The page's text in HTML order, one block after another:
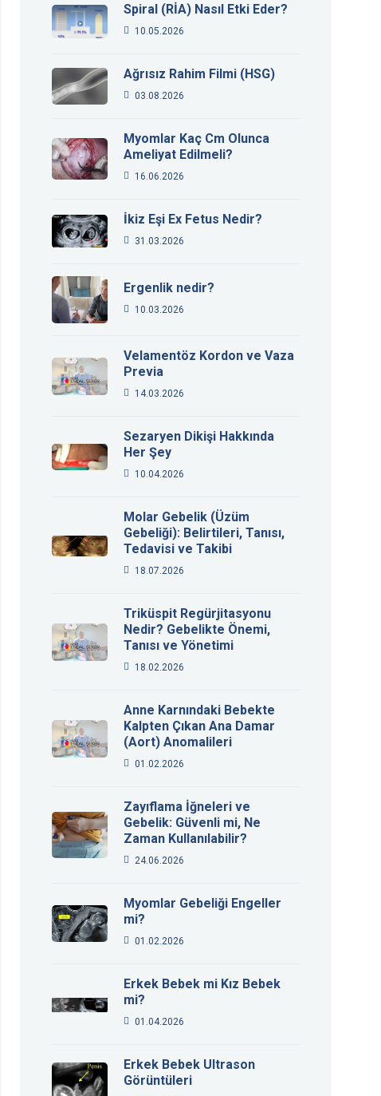
Spiral (RİA) Nasıl Etki Eder?
10.05.2026
Ağrısız Rahim Filmi (HSG)
03.08.2026
Myomlar Kaç Cm Olunca
Ameliyat Edilmeli?
16.06.2026
İkiz Eşi Ex Fetus Nedir?
31.03.2026
Ergenlik nedir?
10.03.2026
Velamentöz Kordon ve Vaza
Previa
14.03.2026
Sezaryen Dikişi Hakkında
Her Şey
10.04.2026
Molar Gebelik (Üzüm
Gebeliği): Belirtileri, Tanısı,
Tedavisi ve Takibi
18.07.2026
Triküspit Regürjitasyonu
Nedir? Gebelikte Önemi,
Tanısı ve Yönetimi
18.02.2026
Anne Karnındaki Bebekte
Kalpten Çıkan Ana Damar
(Aort) Anomalileri
01.02.2026
Zayıflama İğneleri ve
Gebelik: Güvenli mi, Ne
Zaman Kullanılabilir?
24.06.2026
Myomlar Gebeliği Engeller
mi?
01.02.2026
Erkek Bebek mi Kız Bebek
mi?
01.04.2026
Erkek Bebek Ultrason
Görüntüleri